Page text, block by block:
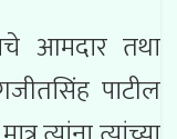
आमदार तथा
पाटील